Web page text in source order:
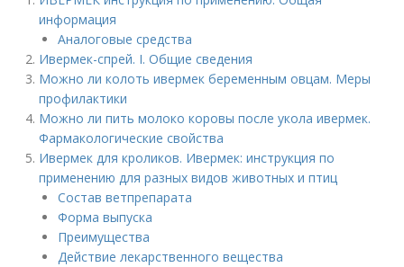
информация
Аналоговые средства
Ивермек-спрей. I. Общие сведения
Можно ли колоть ивермек беременным овцам. Меры
профилактики
Можно ли пить молоко коровы после укола ивермек.
Фармакологические свойства
Ивермек для кроликов. Ивермек: инструкция по
применению для разных видов животных и птиц
Состав ветпрепарата
Форма выпуска
Преимущества
Действие лекарственного вещества